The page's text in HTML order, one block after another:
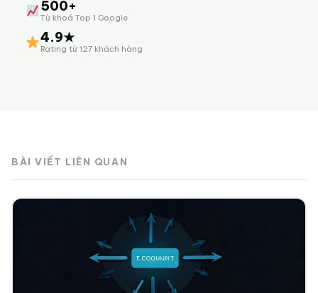
500+
Từ khoá Top 1 Google
4.9★
Rating từ 127 khách hàng
BÀI VIẾT LIÊN QUAN